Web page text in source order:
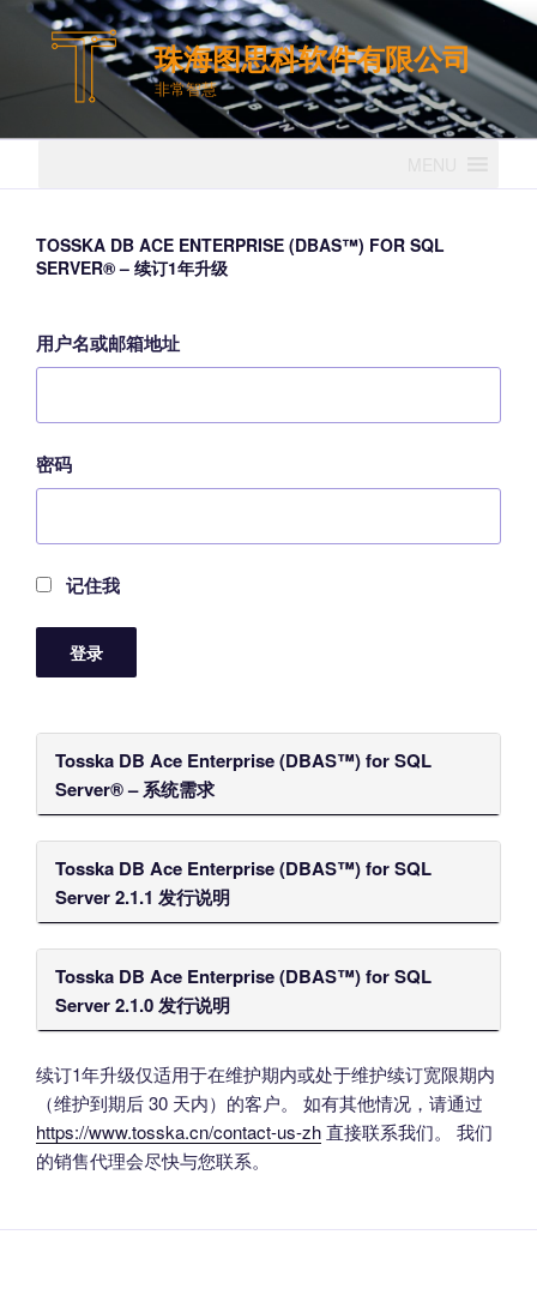
珠海图思科软件有限公司
非常智慧
TOSSKA DB ACE ENTERPRISE (DBAS™) FOR SQL
SERVER® – 续订1年升级
用户名或邮箱地址
密码
记住我
Tosska DB Ace Enterprise (DBAS™) for SQL
Server® – 系统需求
Tosska DB Ace Enterprise (DBAS™) for SQL
Server 2.1.1 发行说明
Tosska DB Ace Enterprise (DBAS™) for SQL
Server 2.1.0 发行说明
续订1年升级仅适用于在维护期内或处于维护续订宽限期内
（维护到期后 30 天内）的客户。 如有其他情况，请通过
https://www.tosska.cn/contact-us-zh直接联系我们。 我们
的销售代理会尽快与您联系。